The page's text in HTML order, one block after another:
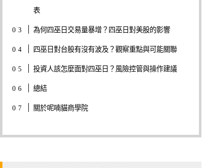
表
為何四巫日交易量暴增？四巫日對美股的影響
四巫日對台股有沒有波及？觀察重點與可能關聯
投資人該怎麼面對四巫日？風險控管與操作建議
總結
關於呢喃貓商學院